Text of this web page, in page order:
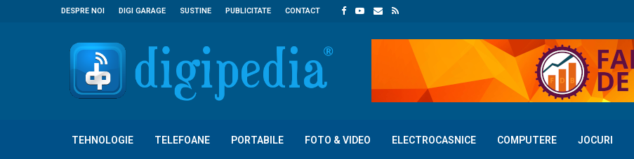
DESPRE NOI DIGI GARAGE SUSTINE PUBLICITATE CONTACT
TEHNOLOGIE TELEFOANE PORTABILE FOTO & VIDEO ELECTROCASNICE COMPUTERE JOCURI